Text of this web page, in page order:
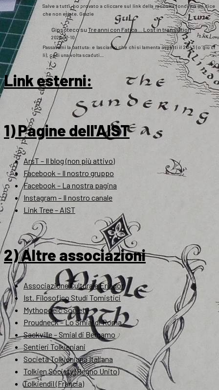
Salve a tutti, ho provato a cliccare sul link della raccolta fondi ma mi dice
che non esiste. Grazie
Gipsotecosu Tre anni con Fatica… Lost in translation
2026-07-10
Passatemi la battuta: e lasciamo che chi si lamenta aspetti il 2043 (o giù di
lì), così una volta scaduti…
Link esterni:
1) Pagine dell'AIST
ArsT – Il blog (non più attivo)
Facebook – Il nostro gruppo
Facebook – La nostra pagina
Instagram – Il nostro canale
Link Tree – AIST
2) Altre associazioni
Associazione Culturale Eriador
Ist. Filosofico Studi Tomistici
Mythopoeic Society
Proudneck – Lo Smial di Roma
Sackville – Smial di Bergamo
Sentieri Tolkieniani
Società Tolkieniana Italiana
Tolkien Society (Regno Unito)
Tolkiendil (Francia)